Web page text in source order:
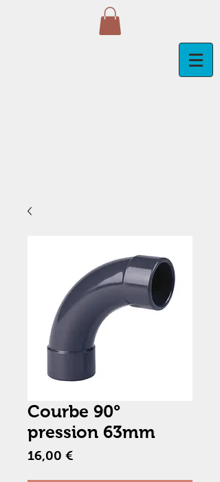
Courbe 90°
pression 63mm
16,00 €